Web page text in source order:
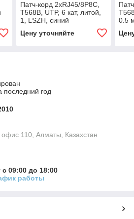
Патч-корд 2хRJ45/8P8C,
T568B, UTP, 6 кат, литой,
1, LSZH, синий
Цену уточняйте
0.5
последний год
110, Алматы, Казахстан
с 09:00 до 18:00
работы